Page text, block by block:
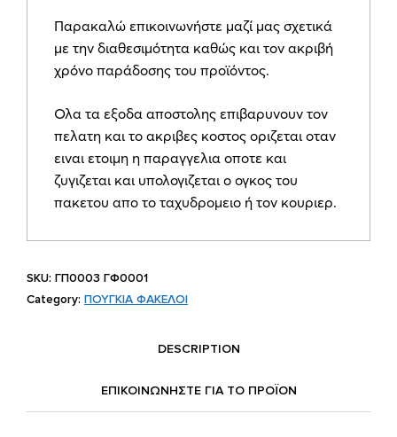
από
λευκό
σατέν
quantity
Παρακαλώ επικοινωνήστε μαζί μας σχετικά
με την διαθεσιμότητα καθώς και τον ακριβή
χρόνο παράδοσης του προϊόντος.
Ολα τα εξοδα αποστολης επιβαρυνουν τον
πελατη και το ακριβες κοστος οριζεται οταν
ειναι ετοιμη η παραγγελια οποτε και
ζυγιζεται και υπολογιζεται ο ογκος του
πακετου απο το ταχυδρομειο ή τον κουριερ.
SKU: ΓΠ0003 ΓΦ0001
Category: ΠΟΥΓΚΙΑ ΦΑΚΕΛΟΙ
DESCRIPTION
ΕΠΙΚΟΙΝΩΝΗΣΤΕ ΓΙΑ ΤΟ ΠΡΟΪOΝ